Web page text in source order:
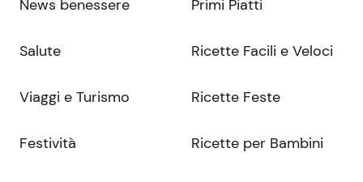
News benessere
Salute
Viaggi e Turismo
Festività
Primi Piatti
Ricette Facili e Veloci
Ricette Feste
Ricette per Bambini